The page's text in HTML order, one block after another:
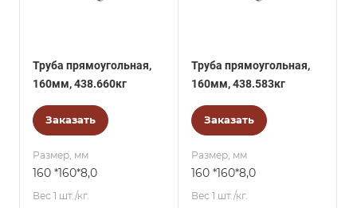
Труба прямоугольная,
160мм, 438.660кг
Заказать
Размер, мм
160 *160*8,0
Вес 1 шт./кг.
Труба прямоугольная,
160мм, 438.583кг
Заказать
Размер, мм
160 *160*8,0
Вес 1 шт./кг.